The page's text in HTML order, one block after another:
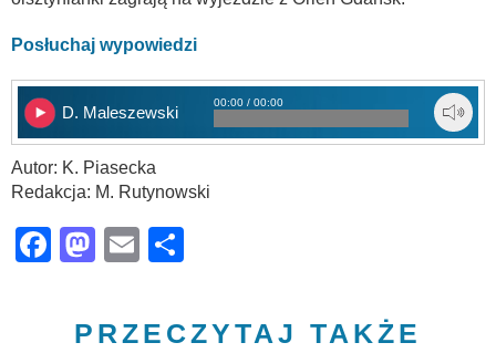
Posłuchaj wypowiedzi
D. Maleszewski
00:00 / 00:00
Autor: K. Piasecka
Redakcja: M. Rutynowski
Facebook
Mastodon
Email
PRZECZYTAJ TAKŻE